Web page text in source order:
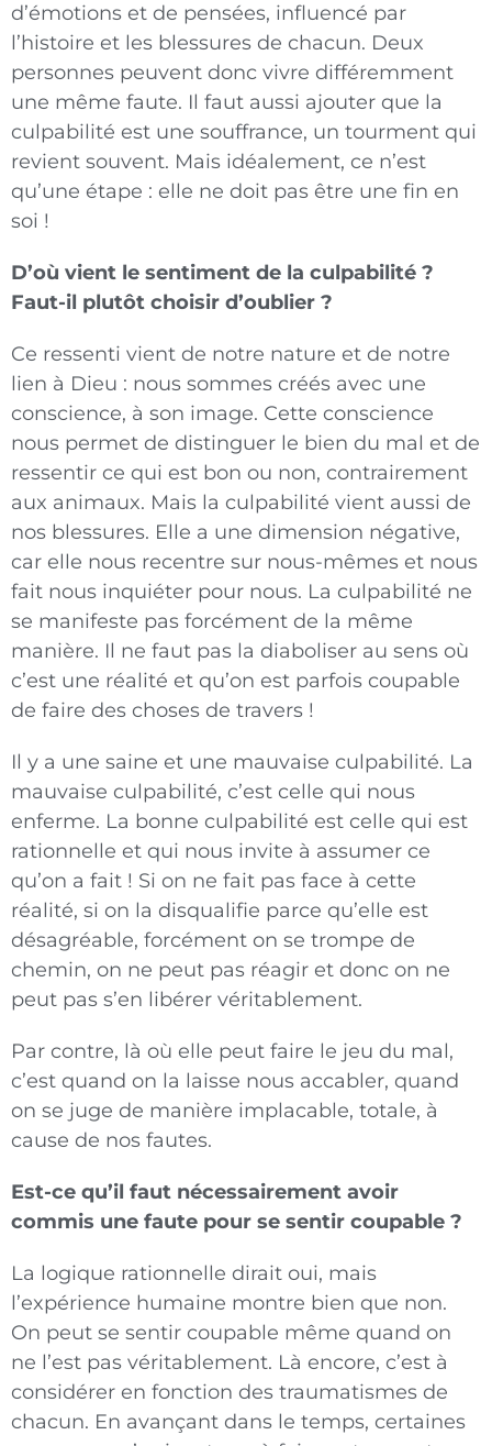
d’émotions et de pensées, influencé par
l’histoire et les blessures de chacun. Deux
personnes peuvent donc vivre différemment
une même faute. Il faut aussi ajouter que la
culpabilité est une souffrance, un tourment qui
revient souvent. Mais idéalement, ce n’est
qu’une étape : elle ne doit pas être une fin en
soi !
D’où vient le sentiment de la culpabilité ?
Faut-il plutôt choisir d’oublier ?
Ce ressenti vient de notre nature et de notre
lien à Dieu : nous sommes créés avec une
conscience, à son image. Cette conscience
nous permet de distinguer le bien du mal et de
ressentir ce qui est bon ou non, contrairement
aux animaux. Mais la culpabilité vient aussi de
nos blessures. Elle a une dimension négative,
car elle nous recentre sur nous-mêmes et nous
fait nous inquiéter pour nous. La culpabilité ne
se manifeste pas forcément de la même
manière. Il ne faut pas la diaboliser au sens où
c’est une réalité et qu’on est parfois coupable
de faire des choses de travers !
Il y a une saine et une mauvaise culpabilité. La
mauvaise culpabilité, c’est celle qui nous
enferme. La bonne culpabilité est celle qui est
rationnelle et qui nous invite à assumer ce
qu’on a fait ! Si on ne fait pas face à cette
réalité, si on la disqualifie parce qu’elle est
désagréable, forcément on se trompe de
chemin, on ne peut pas réagir et donc on ne
peut pas s’en libérer véritablement.
Par contre, là où elle peut faire le jeu du mal,
c’est quand on la laisse nous accabler, quand
on se juge de manière implacable, totale, à
cause de nos fautes.
Est-ce qu’il faut nécessairement avoir
commis une faute pour se sentir coupable ?
La logique rationnelle dirait oui, mais
l’expérience humaine montre bien que non.
On peut se sentir coupable même quand on
ne l’est pas véritablement. Là encore, c’est à
considérer en fonction des traumatismes de
chacun. En avançant dans le temps, certaines